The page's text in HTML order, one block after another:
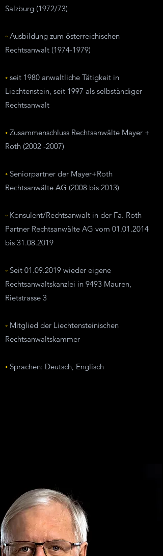
Salzburg (1972/73)
◦ Ausbildung zum österreichischen
Rechtsanwalt (1974-1979)
◦ seit 1980 anwaltliche Tätigkeit in
Liechtenstein, seit 1997 als selbständiger
Rechtsanwalt
◦ Zusammenschluss Rechtsanwälte Mayer +
Roth (2002 -2007)
◦ Seniorpartner der Mayer+Roth
Rechtsanwälte AG (2008 bis 2013)
◦ Konsulent/Rechtsanwalt in der Fa. Roth
Partner Rechtsanwälte AG vom 01.01.2014
bis 31.08.2019
◦ Seit 01.09.2019 wieder eigene
Rechtsanwaltskanzlei in 9493 Mauren,
Rietstrasse 3
◦ Mitglied der Liechtensteinischen
Rechtsanwaltskammer
◦ Sprachen: Deutsch, Englisch